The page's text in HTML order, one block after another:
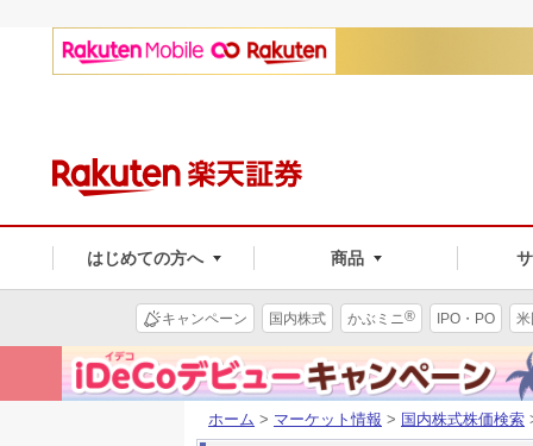
はじめての方へ 商品
キャンペーン 国内株式 かぶミニ® IPO・PO
ホーム > マーケット情報 > 国内株式株価検索